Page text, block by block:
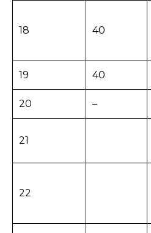
18 40
19 40
20 –
21
22